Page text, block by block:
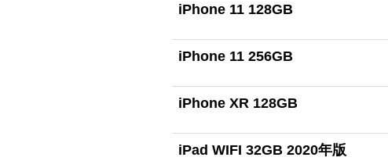
iPhone 11 128GB
iPhone 11 256GB
iPhone XR 128GB
iPad WIFI 32GB 2020年版